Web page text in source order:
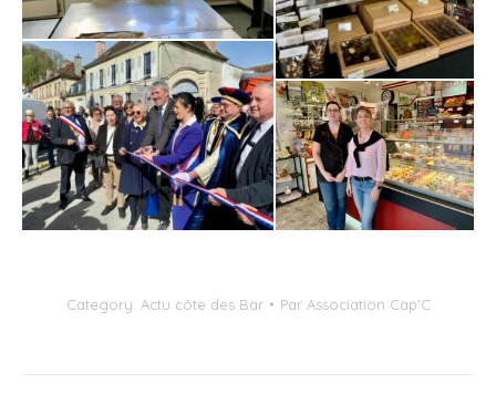
Category: Actu côte des Bar Par Association Cap'C